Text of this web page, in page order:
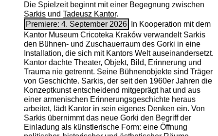
Die Spielzeit beginnt mit einer Begegnung zwischen
Sarkisund Tadeusz Kantor.
Premiere: 4. September 2026
In Kooperation mit dem
Kantor Museum Cricoteka Kraków verwandelt Sarkis
den Bühnen- und Zuschauerraum des Gorki in eine
Installation, die sich mit Kantors Welt auseinandersetzt.
Kantor dachte Theater, Objekt, Bild, Erinnerung und
Trauma nie getrennt. Seine Bühnenobjekte sind Träger
von Geschichte. Sarkis, der seit den 1960er Jahren die
Konzeptkunst entscheidend mitgeprägt hat und aus
einer armenischen ­Erinnerungsgeschichte heraus
arbeitet, lädt Kantor in sein eigenes Denken ein. Von
Sarkis übernimmt das neue Gorki den Begriff der
Einladung als künstlerische Form: eine Öffnung